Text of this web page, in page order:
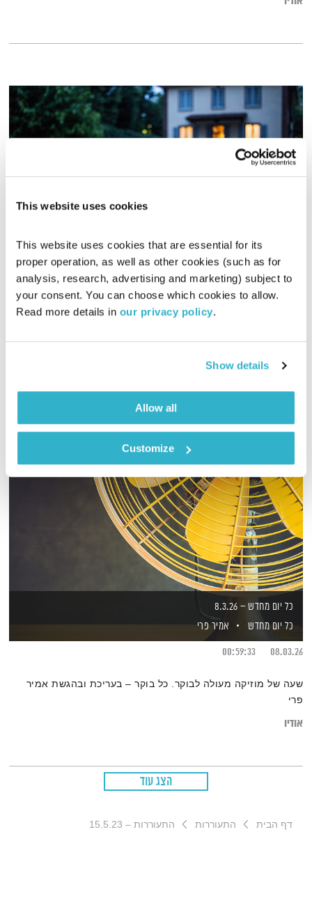
This website uses cookies
This website uses cookies that are essential for its
proper operation, as well as other cookies (such as for
analysis, research, advertising and marketing) subject to
your consent. You can choose which cookies to allow.
Read more details in our privacy policy.
Show details
Allow all
Customize
פרנס בדרך הביתה – 27.1.22
פרנס בדרך הביתה
שמעון פרנס
27.01.22
00:57:01
אודיו
כל יום מחדש – 8.3.26
כל יום מחדש
אמיר פרי
08.03.26
00:59:33
שעה של מוזיקה מעולה לבוקר. כל בוקר – בעריכת ובהגשת אמיר
פרי
אודיו
הצג עוד
דף הבית התעוררות התעוררות – 15.5.23